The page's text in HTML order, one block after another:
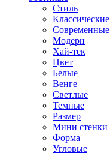
Стиль
Классические
Современные
Модерн
Хай-тек
Цвет
Белые
Венге
Светлые
Темные
Размер
Мини стенки
Форма
Угловые